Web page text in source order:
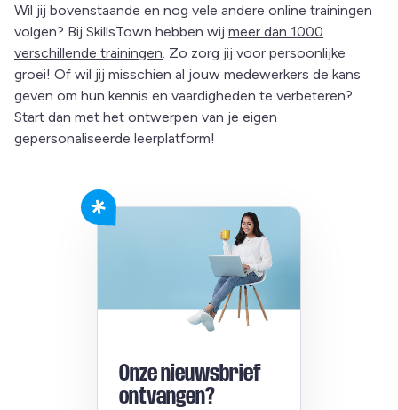
Wil jij bovenstaande en nog vele andere online trainingen
volgen? Bij SkillsTown hebben wij meer dan 1000
verschillende trainingen . Zo zorg jij voor persoonlijke
groei! Of wil jij misschien al jouw medewerkers de kans
geven om hun kennis en vaardigheden te verbeteren?
Start dan met het ontwerpen van je eigen
gepersonaliseerde leerplatform!
Onze nieuwsbrief
ontvangen?